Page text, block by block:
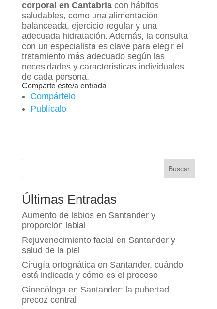
corporal en Cantabriacon hábitos
saludables, como una alimentación
balanceada, ejercicio regular y una
adecuada hidratación. Además, la consulta
con un especialista es clave para elegir el
tratamiento más adecuado según las
necesidades y características individuales
de cada persona.
Comparte este/a entrada
Compártelo
Publícalo
Buscar
Últimas Entradas
Aumento de labios en Santander y
proporción labial
Rejuvenecimiento facial en Santander y
salud de la piel
Cirugía ortognática en Santander, cuándo
está indicada y cómo es el proceso
Ginecóloga en Santander: la pubertad
precoz central